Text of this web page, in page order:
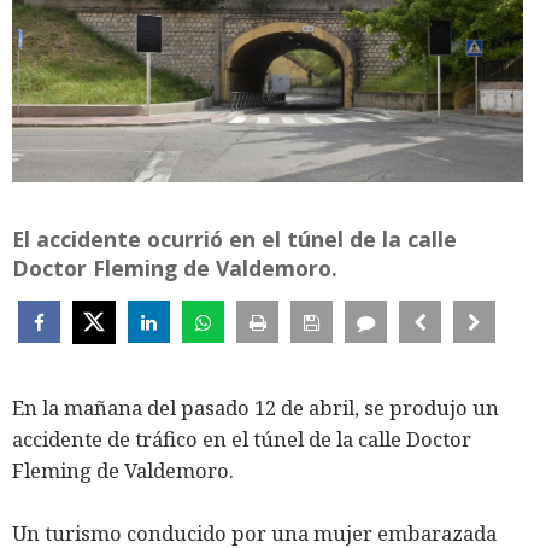
El accidente ocurrió en el túnel de la calle
Doctor Fleming de Valdemoro.
En la mañana del pasado 12 de abril, se produjo un
accidente de tráfico en el túnel de la calle Doctor
Fleming de Valdemoro.
Un turismo conducido por una mujer embarazada